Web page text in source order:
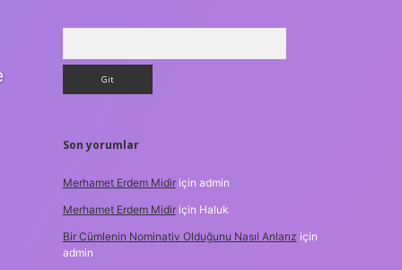
Son yorumlar
Merhamet Erdem Midiriçin admin
Merhamet Erdem Midiriçin Haluk
Bir Cümlenin Nominativ Olduğunu Nasıl Anlarız için
admin